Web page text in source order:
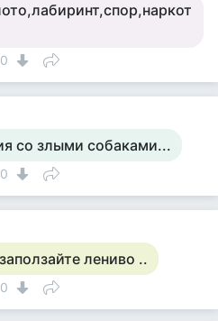
0
со злыми собаками...
0
лениво ..
0